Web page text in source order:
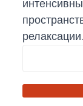
релаксации.